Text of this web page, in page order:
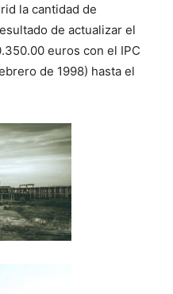
la cantidad de
de actualizar el
euros con el IPC
de 1998) hasta el